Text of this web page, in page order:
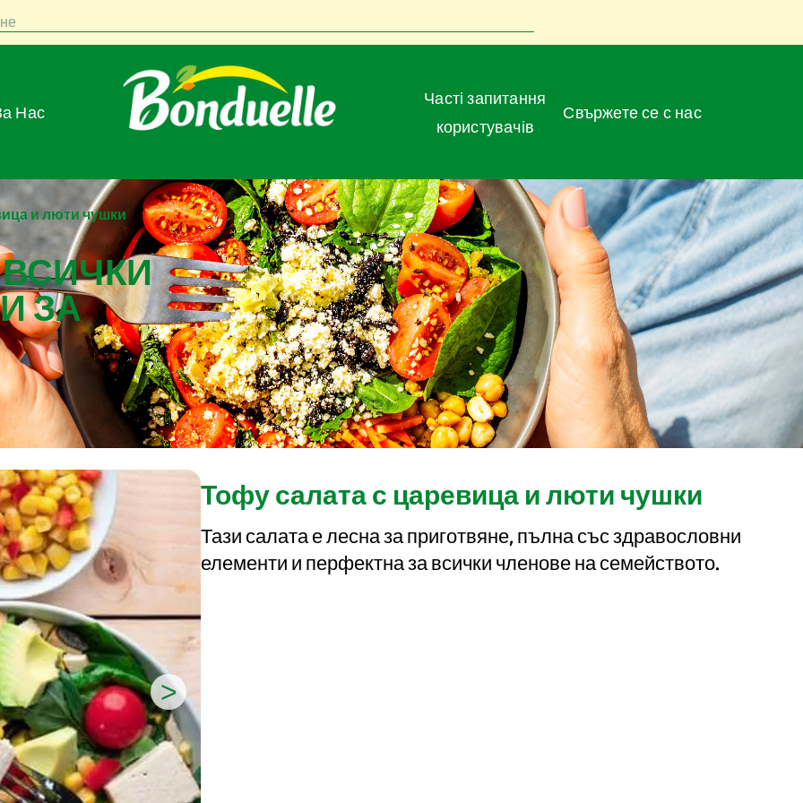
За Нас
Часті запитання
користувачів
Свържете се с нас
и люти чушки
ЗА
>
Тофу салата с царевица и люти чушки
Тази салата е лесна за приготвяне, пълна със здравословни
елементи и перфектна за всички членове на семейството.